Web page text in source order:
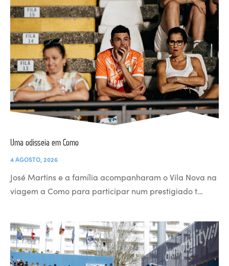
Uma odisseia em Como
4 AGOSTO, 2026
José Martins e a família acompanharam o Vila Nova na
viagem a Como para participar num prestigiado t…